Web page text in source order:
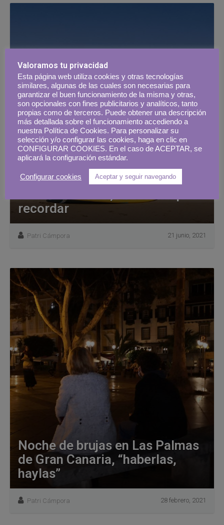
recordar
Patri Cámpora 21 junio, 2021
Noche de brujas en Las Palmas
de Gran Canaria, “haberlas,
haylas”
Patri Cámpora 28 febrero, 2021
Valoramos tu privacidad
Esta página web utiliza cookies y otras tecnologías
similares, algunas de las cuales son necesarias para
garantizar el buen funcionamiento de la misma y otras,
son opcionales con fines publicitarios y analíticos, tanto
propias como de terceros. Puede obtener una descripción
más detallada sobre el funcionamiento accediendo a
nuestra Política de Cookies. Para personalizar su
selección y/o configurar las cookies, haga en clic en
CONFIGURAR COOKIES. En el caso de ACEPTAR, se
aplicará la configuración estándar.
Configurar cookies Aceptar y seguir navegando